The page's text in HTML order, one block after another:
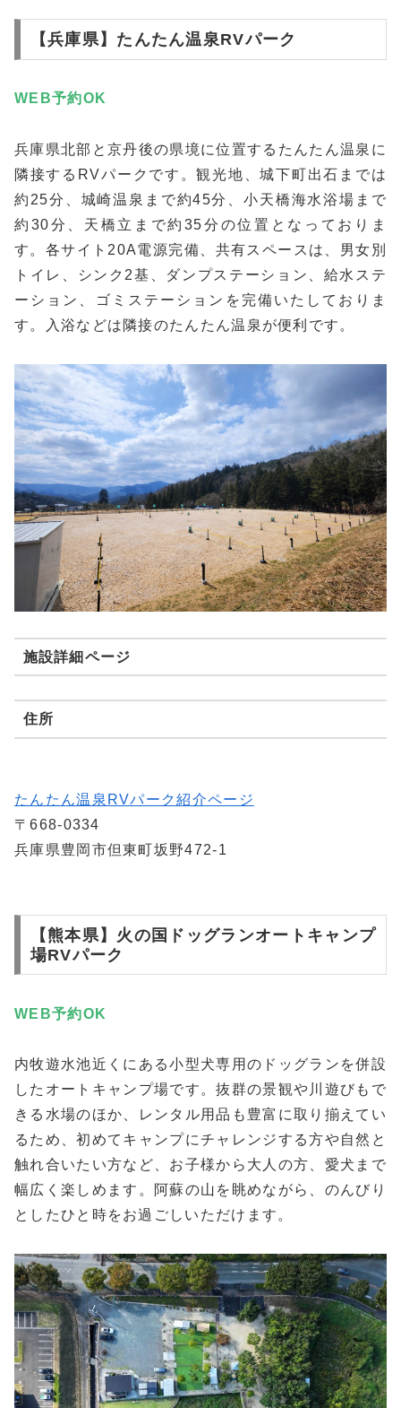
【兵庫県】たんたん温泉RVパーク
WEB予約OK
兵庫県北部と京丹後の県境に位置するたんたん温泉に
隣接するRVパークです。観光地、城下町出石までは
約25分、城崎温泉まで約45分、小天橋海水浴場まで
約30分、天橋立まで約35分の位置となっておりま
す。各サイト20A電源完備、共有スペースは、男女別
トイレ、シンク2基、ダンプステーション、給水ステ
ーション、ゴミステーションを完備いたしておりま
す。入浴などは隣接のたんたん温泉が便利です。
施設詳細ページ
住所
たんたん温泉RVパーク紹介ページ
〒668-0334
兵庫県豊岡市但東町坂野472-1
【熊本県】火の国ドッグランオートキャンプ
場RVパーク
WEB予約OK
内牧遊水池近くにある小型犬専用のドッグランを併設
したオートキャンプ場です。抜群の景観や川遊びもで
きる水場のほか、レンタル用品も豊富に取り揃えてい
るため、初めてキャンプにチャレンジする方や自然と
触れ合いたい方など、お子様から大人の方、愛犬まで
幅広く楽しめます。阿蘇の山を眺めながら、のんびり
としたひと時をお過ごしいただけます。